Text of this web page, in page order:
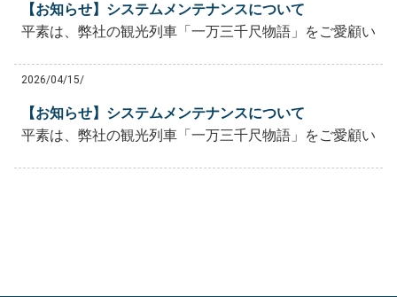
【お知らせ】システムメンテナンスについて
平素は、弊社の観光列車「一万三千尺物語」をご愛顧い
2026/04/15/
【お知らせ】システムメンテナンスについて
平素は、弊社の観光列車「一万三千尺物語」をご愛顧い